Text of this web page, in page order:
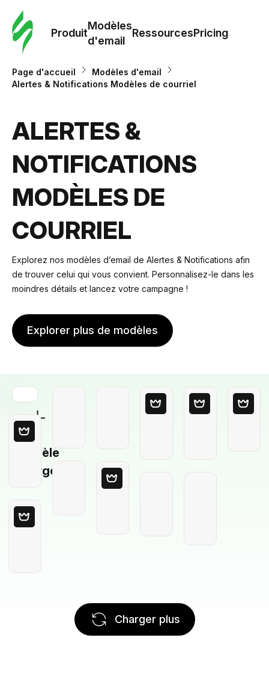
Produit
Modèles
d'email
RessourcesPricing
Page d'accueil
Modèles d'email
Alertes & Notifications Modèles de courriel
ALERTES &
NOTIFICATIONS
MODÈLES DE
COURRIEL
Explorez nos modèles d’email de Alertes & Notifications afin
de trouver celui qui vous convient. Personnalisez-le dans les
moindres détails et lancez votre campagne !
Explorer plus de modèles
Modèle
Vierge
Charger plus